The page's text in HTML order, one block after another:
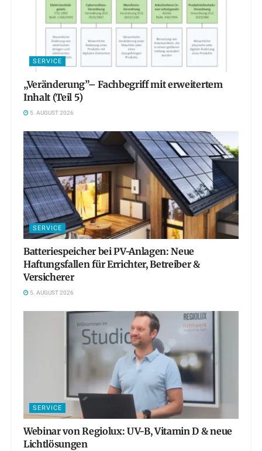
SERVICE
„Veränderung”– Fachbegriff mit erweitertem
Inhalt (Teil 5)
5. AUGUST 2026
SERVICE
Batteriespeicher bei PV-Anlagen: Neue
Haftungsfallen für Errichter, Betreiber &
Versicherer
5. AUGUST 2026
SERVICE
Webinar von Regiolux: UV-B, Vitamin D & neue
Lichtlösungen